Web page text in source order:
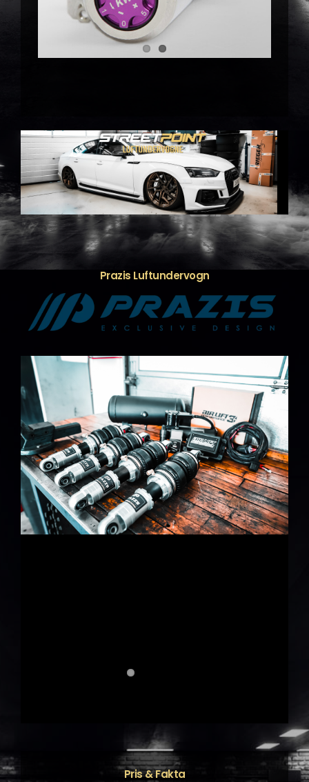
Prazis Luftundervogn
Pris & Fakta